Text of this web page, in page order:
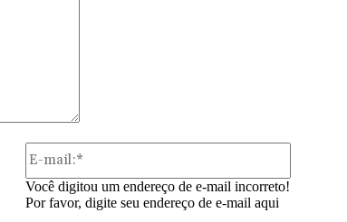
Você digitou um endereço de e-mail incorreto!
Por favor, digite seu endereço de e-mail aqui